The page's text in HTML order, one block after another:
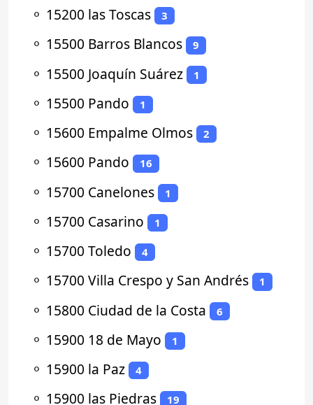
⚬ 15200 las Toscas 3
⚬ 15500 Barros Blancos 9
⚬ 15500 Joaquín Suárez 1
⚬ 15500 Pando 1
⚬ 15600 Empalme Olmos 2
⚬ 15600 Pando 16
⚬ 15700 Canelones 1
⚬ 15700 Casarino 1
⚬ 15700 Toledo 4
⚬ 15700 Villa Crespo y San Andrés 1
⚬ 15800 Ciudad de la Costa 6
⚬ 15900 18 de Mayo 1
⚬ 15900 la Paz 4
⚬ 15900 las Piedras 19